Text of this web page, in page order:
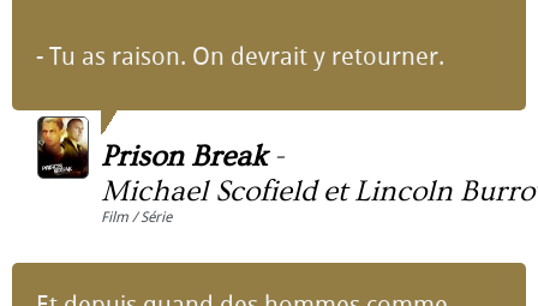
- Tu as raison. On devrait y retourner.
Prison Break-
Michael Scofield et Lincoln
Film / Série